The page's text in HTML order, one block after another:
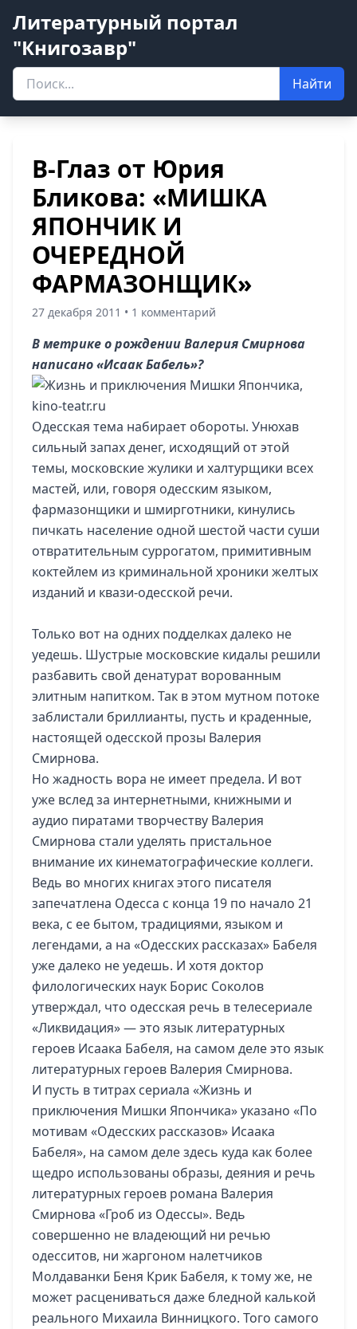
Литературный портал
"Книгозавр"
Найти
В-Глаз от Юрия
Бликова: «МИШКА
ЯПОНЧИК И
ОЧЕРЕДНОЙ
ФАРМАЗОНЩИК»
27 декабря 2011 • 1 комментарий
В метрике о рождении Валерия Смирнова
написано «Исаак Бабель»?
Одесская тема набирает обороты. Унюхав
сильный запах денег, исходящий от этой
темы, московские жулики и халтурщики всех
мастей, или, говоря одесским языком,
фармазонщики и шмирготники, кинулись
пичкать население одной шестой части суши
отвратительным суррогатом, примитивным
коктейлем из криминальной хроники желтых
изданий и квази-одесской речи.
Только вот на одних подделках далеко не
уедешь. Шустрые московские кидалы решили
разбавить свой денатурат ворованным
элитным напитком. Так в этом мутном потоке
заблистали бриллианты, пусть и краденные,
настоящей одесской прозы Валерия
Смирнова.
Но жадность вора не имеет предела. И вот
уже вслед за интернетными, книжными и
аудио пиратами творчеству Валерия
Смирнова стали уделять пристальное
внимание их кинематографические коллеги.
Ведь во многих книгах этого писателя
запечатлена Одесса с конца 19 по начало 21
века, с ее бытом, традициями, языком и
легендами, а на «Одесских рассказах» Бабеля
уже далеко не уедешь. И хотя доктор
филологических наук Борис Соколов
утверждал, что одесская речь в телесериале
«Ликвидация» — это язык литературных
героев Исаака Бабеля, на самом деле это язык
литературных героев Валерия Смирнова.
И пусть в титрах сериала «Жизнь и
приключения Мишки Япончика» указано «По
мотивам «Одесских рассказов» Исаака
Бабеля», на самом деле здесь куда как более
щедро использованы образы, деяния и речь
литературных героев романа Валерия
Смирнова «Гроб из Одессы». Ведь
совершенно не владеющий ни речью
одесситов, ни жаргоном налетчиков
Молдаванки Беня Крик Бабеля, к тому же, не
может расцениваться даже бледной калькой
реального Михаила Винницкого. Того самого